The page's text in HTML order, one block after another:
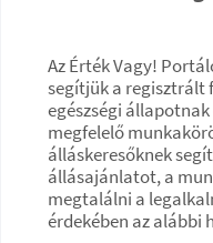
Az Érték Vagy!
segítjük a regisztrált
egészségi
megfelelő
álláskeresőknek
állásajánlatot, a
megtalálni a
érdekében az alábbi